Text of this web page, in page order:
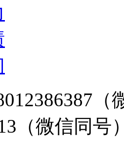
（
（微信同号